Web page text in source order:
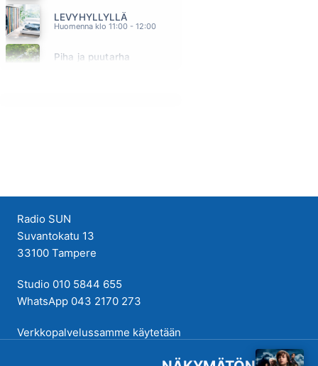
LEVYHYLLYLLÄ
Huomenna klo 11:00 - 12:00
Piha ja puutarha
Radio SUN
Suvantokatu 13
33100 Tampere
Studio 010 5844 655
WhatsApp 043 2170 273
Verkkopalvelussamme käytetään